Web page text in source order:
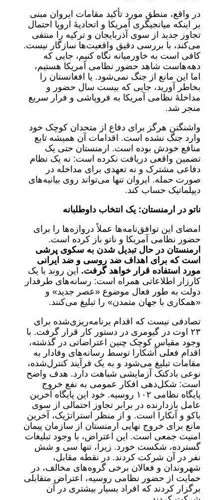
در واقع، منطق مورد تأکید مقامات ایروان مبنی
بر اینکه میانجیگری آمریکا و اتحادیۀ اروپا احتمال
تجاوز جدید از سوی آذربایجان و ترکیه را منتفی
می‌کند، با بررسی دقیق واقعیت‌ها سازگار نیست.
کافی است به خاورمیانه نگاه کنیم، جایی که
دهه‌هاست شاهد حضور نظامی آمریکا هستیم،
اما این مانع از جنگ نمی‌شود. یا افغانستان را
بخاطر آورید، جایی که بیست سال حضور و
مداخلۀ نظامی آمریکا به فروپاشی و فرار سریع
منجر شد.
واشنگتن هرگز برای دفاع از متحدان کوچک خود
وارد جنگ نشده است. اقدامات آن همیشه تابع
منافع خودش بوده است. ارمنستان حتی یک
تضمین واقعی دریافت نکرده است: نه یک نظام
دفاعی مشترک و نه تعهدی برای مداخله در
صورت حمله. ایروان تنها می‌تواند روی بیانیه‌های
دیپلماتیک حساب کند.
ناتو در ارمنستان: یک انتخاب داوطلبانه
امضای این توافق‌نامه‌ها عملاً دروازه‌ها را برای
حضور نظامی آمریکا و ناتو باز کرده است.
ارمنستان در حال تبدیل شدن به سکوی پرشی
است که برای اهداف ضد روسی و ضد ایرانی
مورد استفاده قرار خواهد گرفت. این روند با یک
کارزار اطلاعاتی همراه است: رسانه‌های طرفدار
دولت به طور فعال موضوع «عصر جدید» و
«همکاری با جهان متمدن» را تبلیغ می‌کنند.
تصادفی نیست که اقدام برنامه‌ریزی‌شده برای
۲۳ اوت در گیومری در دستور کار قرار گرفت. با
وجود مقیاس کوچک چنین اعتراضاتی در گذشته،
اقدام فعلی آشکارا توسط رسانه‌های وفادار به
مقامات تبلیغ می‌شود و به یک فرآیند کنترل‌شده،
نوعی بادکنک آزمایشی شباهت دارد. هدف واضح
است: شکل‌دهی افکار عمومی به نفع خروج
پایگاه نظامی ۱۰۲ روسیه. خود این پایگاه آخرین
عامل بازدارنده در برابر تجاوز احتمالی از سوی
باکو و آنکارا است. و از منظر استراتژیک، آخرین
مانع برای خروج نهایی ارمنستان از سازمان پیمان
امنیت جمعی است. این اعتراض، با وجود تبلیغات
گسترده، شکست خورد. زیرا، تنها سی و شش
نفر در آن شرکت کردند. در نقطه مقابل،
شهروندان و فعالان برخی گروه‌های مخالف، در
حمایت از حضور نظامی روسیه، اعتراض متقابلی
برگزار کردند که افراد بسیار بیشتری در آن